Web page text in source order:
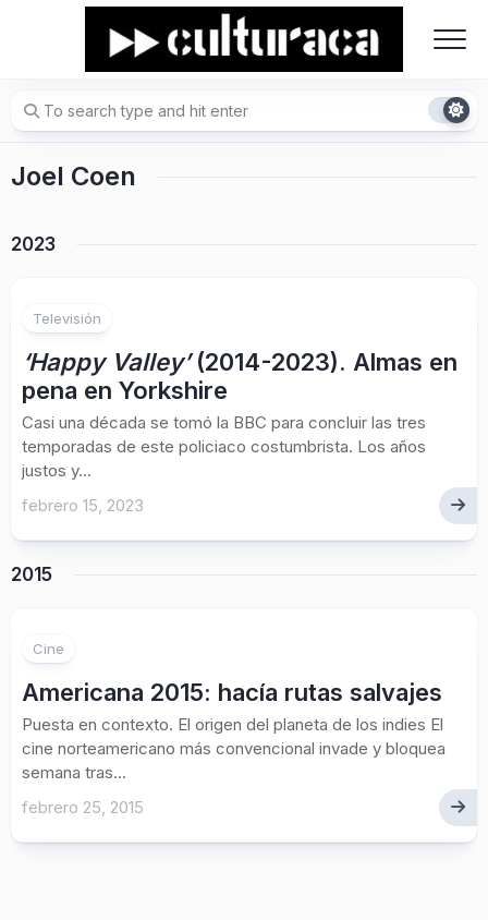
Joel Coen
2023
Televisión
‘Happy Valley’(2014-2023). Almas en
pena en Yorkshire
Casi una década se tomó la BBC para concluir las tres
temporadas de este policiaco costumbrista. Los años
justos y...
febrero 15, 2023
2015
Cine
Americana 2015: hacía rutas salvajes
Puesta en contexto. El origen del planeta de los indies El
cine norteamericano más convencional invade y bloquea
semana tras...
febrero 25, 2015